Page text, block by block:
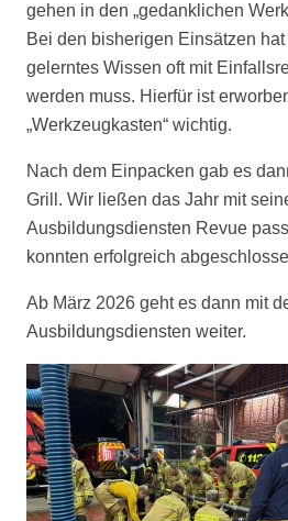
gehen in den „gedanklichen
Bei den bisherigen Einsätzen
gelerntes Wissen oft mit
werden muss. Hierfür ist
„Werkzeugkasten“ wichtig.
Nach dem Einpacken gab es
Grill. Wir ließen das Jahr mit
Ausbildungsdiensten Revue
konnten erfolgreich
Ab März 2026 geht es dann mit
Ausbildungsdiensten weiter.